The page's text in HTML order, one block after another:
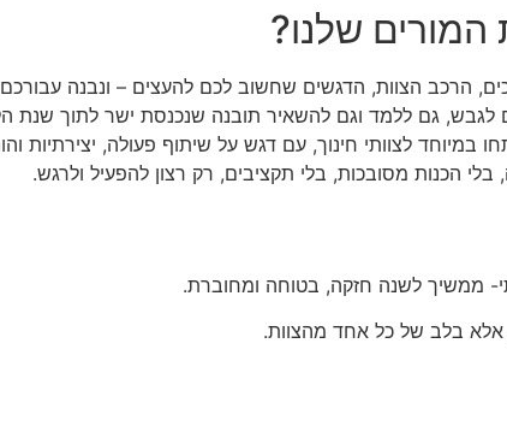
המורים שלנו?
הרכב הצוות, הדגשים שחשוב לכם להעצים – ונבנה
לגבש, גם ללמד וגם להשאיר תובנה שנכנסת ישר לתוך שנת
לצוותי חינוך, עם דגש על שיתוף פעולה, יצירתיות
הכנות מסובכות, בלי תקציבים, רק רצון להפעיל ולרגש.
ממשיך לשנה חזקה, בטוחה ומחוברת.
אלא בלב של כל אחד מהצוות.